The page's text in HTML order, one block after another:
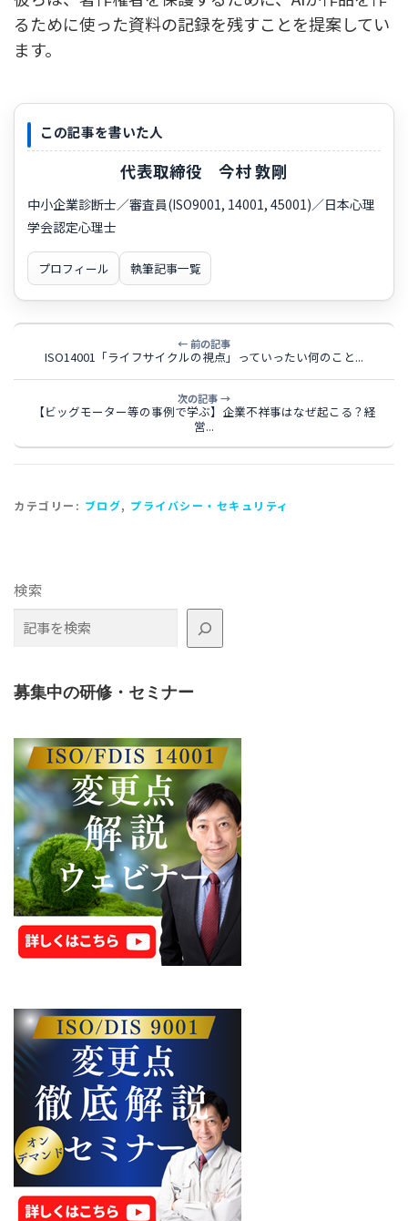
るために使った資料の記録を残すことを提案してい
ます。
この記事を書いた人
代表取締役 今村 敦剛
中小企業診断士／審査員(ISO9001, 14001, 45001)／日本心理
学会認定心理士
プロフィール 執筆記事一覧
← 前の記事
ISO14001「ライフサイクルの視点」っていったい何のこと...
次の記事 →
【ビッグモーター等の事例で学ぶ】企業不祥事はなぜ起こる？経
営...
カテゴリー: ブログ, プライバシー・セキュリティ
検索
募集中の研修・セミナー